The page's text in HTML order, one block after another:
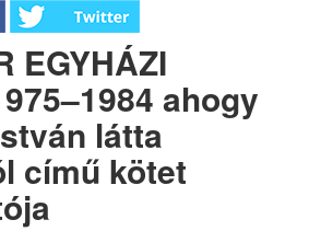
EGYHÁZI
ahogy
látta
című kötet